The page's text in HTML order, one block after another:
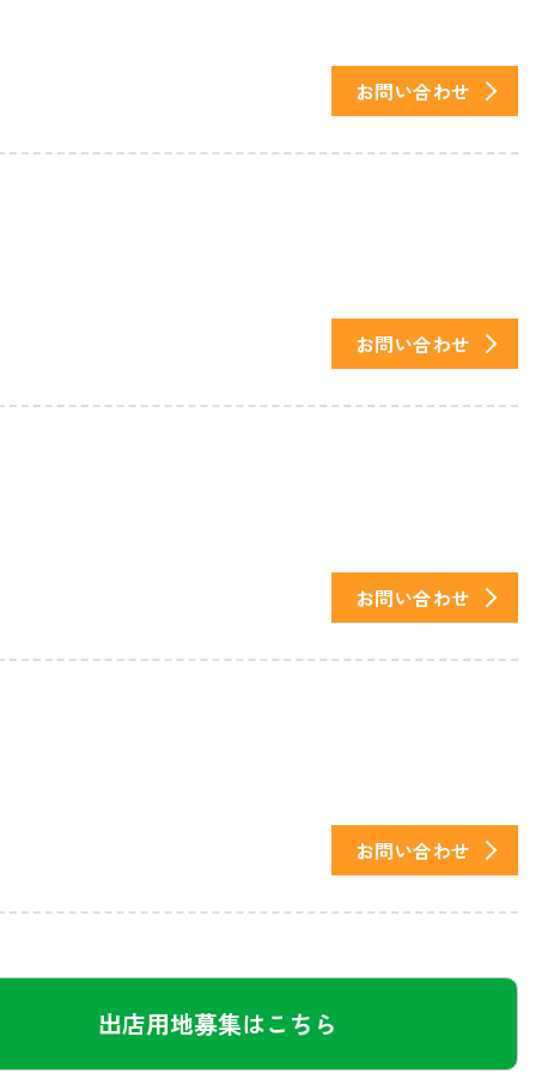
お問い合わせ
お問い合わせ
お問い合わせ
お問い合わせ
出店用地募集はこちら